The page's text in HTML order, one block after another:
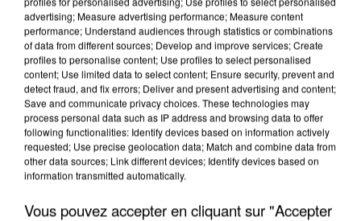
UN SECOND CADRE DE LA DZ MAFIA
INTERPELLÉ EN ALGÉRIE
advertising; Measure advertising performance; Measure content
performance; Understand audiences through statistics or combinations
of data from different sources; Develop and improve services; Create
profiles to personalise content; Use profiles to select personalised
content; Use limited data to select content; Ensure security, prevent and
detect fraud, and fix errors; Deliver and present advertising and content;
Save and communicate privacy choices. These technologies may
process personal data such as IP address and browsing data to offer
following functionalities: Identify devices based on information actively
requested; Use precise geolocation data; Match and combine data from
other data sources; Link different devices; Identify devices based on
information transmitted automatically.
Vous pouvez accepter en cliquant sur "Accepter